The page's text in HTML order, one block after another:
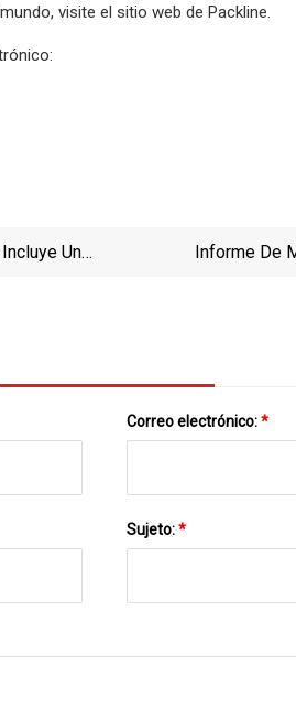
visite el sitio web de Packline.
Un
Informe De
Correo electrónico:*
Sujeto:*